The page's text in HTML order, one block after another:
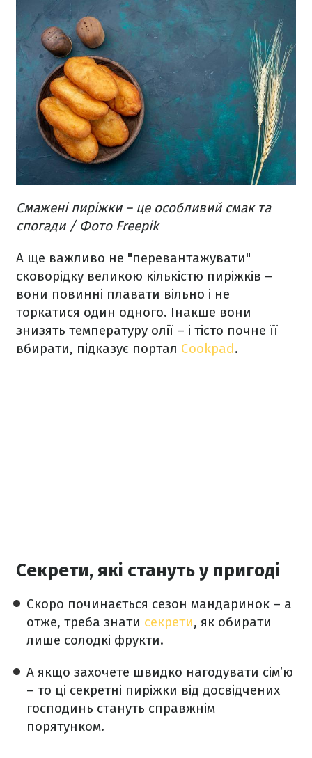
Смажені пиріжки – це особливий смак та
спогади / Фото Freepik
А ще важливо не "перевантажувати"
сковорідку великою кількістю пиріжків –
вони повинні плавати вільно і не
торкатися один одного. Інакше вони
знизять температуру олії – і тісто почне її
вбирати, підказує портал Cookpad.
Секрети, які стануть у пригоді
Скоро починається сезон мандаринок – а
отже, треба знати секрети, як обирати
лише солодкі фрукти.
А якщо захочете швидко нагодувати сімʼю
– то ці секретні пиріжки від досвідчених
господинь стануть справжнім
порятунком.